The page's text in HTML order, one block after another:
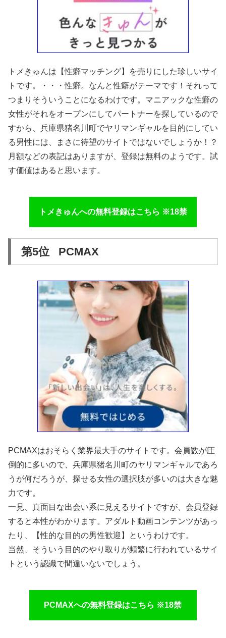
トメきゅんは【性癖マッチング】を売りにした珍しいサイ
トです。・・・性癖。なんと性癖がテーマです！それって
つまりそういうことになるわけです。マニアックな性癖の
女性がそれをオープンにしてパートナーを探しているので
すから、兵庫県猪名川町でヤリマンギャルを目的にしてい
る男性には、まさに待望のサイトではないでしょうか！？
月額などの表記はありますが、登録は無料のようです。試
す価値はあると思います。
トメきゅんへの無料登録はこちら ※18禁
第5位 PCMAX
PCMAXはおそらく業界最大手のサイトです。会員数が圧
倒的に多いので、兵庫県猪名川町のヤリマンギャルであろ
うが何だろうが、探せる女性の選択肢が多いのは大きな魅
力です。
一見、真面目な出会い系に見えるサイトですが、会員登録
すると本性がわかります。アダルト動画コンテンツがあっ
たり、【性的な目的の男性歓迎】というわけです。
当然、そういう目的のやり取りが頻繁に行われているサイ
トという認識で間違いないでしょう。
PCMAXへの無料登録はこちら ※18禁